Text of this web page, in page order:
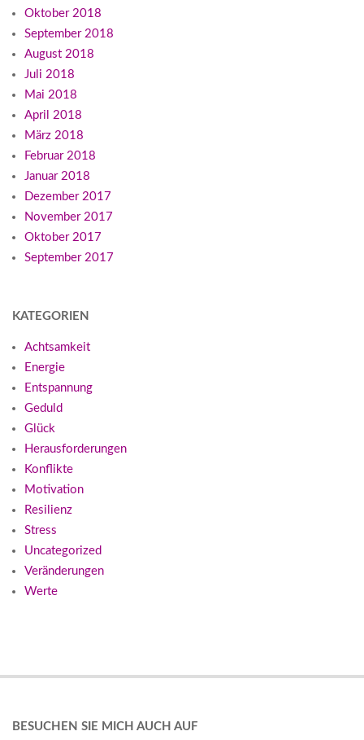
Oktober 2018
September 2018
August 2018
Juli 2018
Mai 2018
April 2018
März 2018
Februar 2018
Januar 2018
Dezember 2017
November 2017
Oktober 2017
September 2017
KATEGORIEN
Achtsamkeit
Energie
Entspannung
Geduld
Glück
Herausforderungen
Konflikte
Motivation
Resilienz
Stress
Uncategorized
Veränderungen
Werte
BESUCHEN SIE MICH AUCH AUF